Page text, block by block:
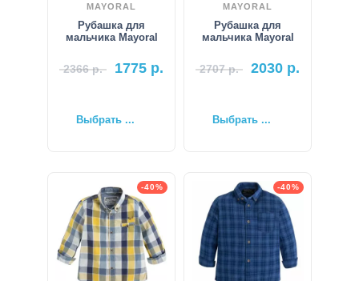
MAYORAL
Рубашка для
мальчика Mayoral
2366р. 1775 р.
Выбрать ...
MAYORAL
Рубашка для
мальчика Mayoral
2707р. 2030 р.
Выбрать ...
-40% -40%